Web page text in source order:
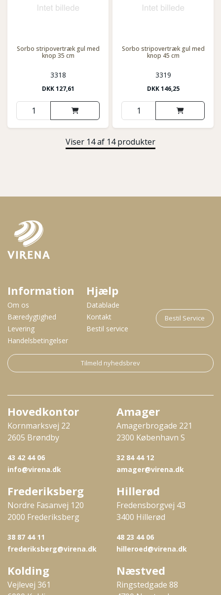
Sorbo stripovertræk gul med
knop 35 cm
3318
DKK127,61
Sorbo stripovertræk gul med
knop 45 cm
3319
DKK146,25
Viser 14 af 14 produkter
Information
Om os
Bæredygtighed
Levering
Handelsbetingelser
Hjælp
Datablade
Kontakt
Bestil service
Bestil Service
Tilmeld nyhedsbrev
Hovedkontor
Kornmarksvej 22
2605 Brøndby
43 42 44 06
info@virena.dk
Amager
Amagerbrogade 221
2300 København S
32 84 44 12
amager@virena.dk
Frederiksberg
Nordre Fasanvej 120
2000 Frederiksberg
38 87 44 11
frederiksberg@virena.dk
Hillerød
Fredensborgvej 43
3400 Hillerød
48 23 44 06
hilleroed@virena.dk
Kolding
Vejlevej 361
Næstved
Ringstedgade 88